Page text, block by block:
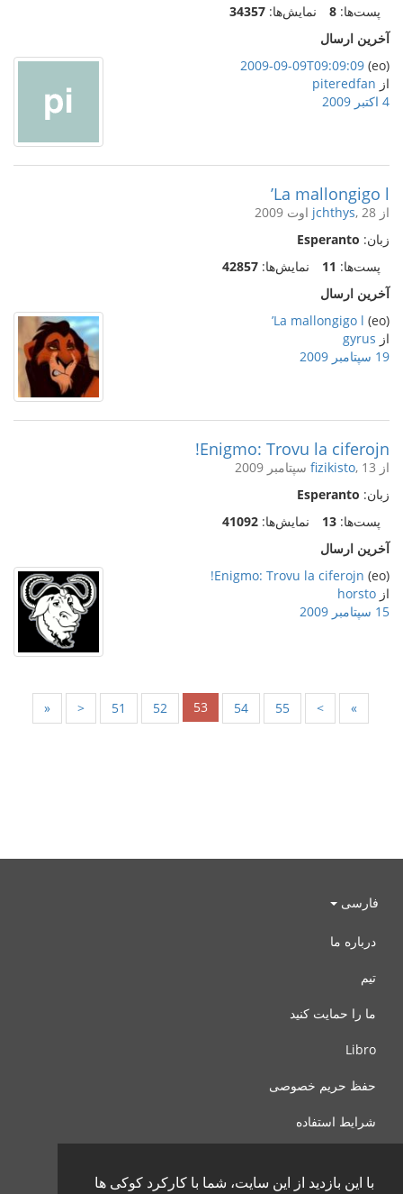
با این بازدید از این سایت، شما با کارکرد کوکی ها
پست‌ها: 8 نمایش‌ها: 34357
آخرین ارسال
(eo)
2009-09-09T09:09:09
از piteredfan
4 اکتبر 2009
La mallongigo l’
از jchthys, 28 اوت 2009
زبان: Esperanto
پست‌ها: 11 نمایش‌ها: 42857
آخرین ارسال
(eo)
La mallongigo l’
از gyrus
19 سپتامبر 2009
Enigmo: Trovu la ciferojn!
از fizikisto, 13 سپتامبر 2009
زبان: Esperanto
پست‌ها: 13 نمایش‌ها: 41092
آخرین ارسال
(eo)
Enigmo: Trovu la ciferojn!
از horsto
15 سپتامبر 2009
« < 51 52 53 54 55 > »
فارسی
درباره ما
تیم
ما را حمایت کنید
Libro
حفظ حریم خصوصی
شرایط استفاده